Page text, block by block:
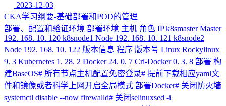
2023-12-03
CKA学习纲要-基础部署和POD的管理
部署、配置和验证环境 部署环境 主机 角色 IP k8smaster Master
192. 168. 10. 120 k8snode1 Node 192. 168. 10. 121 k8snode2
Node 192. 168. 10. 122 版本信息 程序 版本号 Linux Rockylinux
9. 3 Kubernetes 1. 28. 2 Docker 24. 0. 7 Cri-Docker 0. 3. 8 部署 构
建BaseOS# 所有节点主机配置免密登录# 提前下载相应yaml文
件和镜像或者科学上网开启全局模式 部署Docker# 关闭防火墙
systemctl disable --now firewalld# 关闭selinuxsed -i